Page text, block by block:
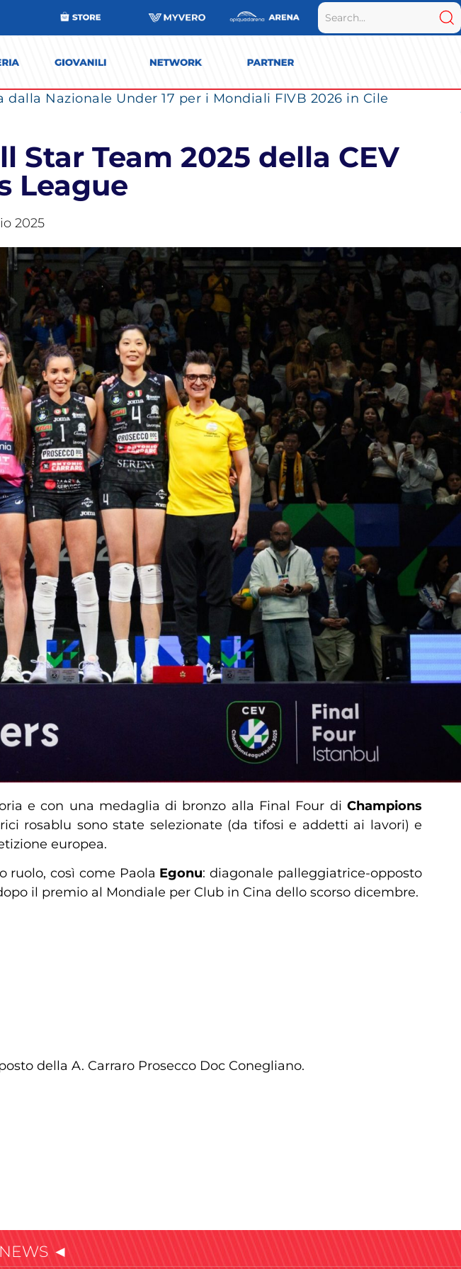
dalla Nazionale Under 17 per i Mondiali FIVB 2026 in Cile
Star Team 2025 della CEV
League
2025
e con una medaglia di bronzo alla Final Four diChampions
rosablu sono state selezionate (da tifosi e addetti ai lavori) e
europea.
ruolo, così come Paola Egonu: diagonale palleggiatrice-opposto
il premio al Mondiale per Club in Cina dello scorso dicembre.
della A. Carraro Prosecco Doc Conegliano.
◄